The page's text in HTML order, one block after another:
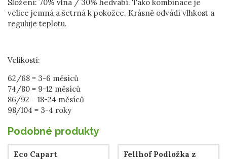
Složení: 70% vlna / 30% hedvábí. Tako kombinace je
velice jemná a šetrná k pokožce. Krásně odvádí vlhkost a
reguluje teplotu.
Velikosti:
62/68 = 3-6 měsíců
74/80 = 9-12 měsíců
86/92 = 18-24 měsíců
98/104 = 3-4 roky
Podobné produkty
Eco Capart Fellhof Podložka z